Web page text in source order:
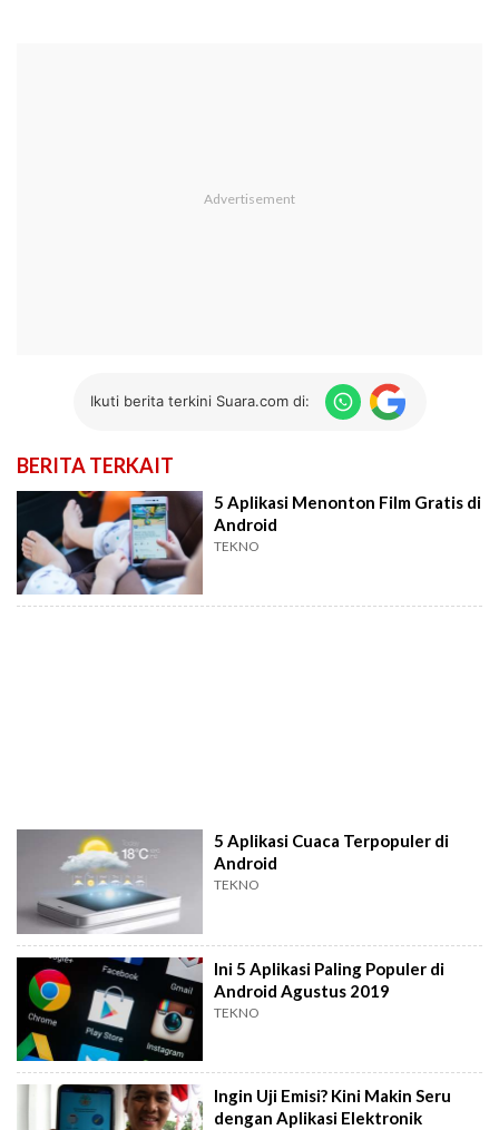
Ikuti berita terkini Suara.com di:
BERITA TERKAIT
5 Aplikasi Menonton Film Gratis di
Android
TEKNO
5 Aplikasi Cuaca Terpopuler di
Android
TEKNO
Ini 5 Aplikasi Paling Populer di
Android Agustus 2019
TEKNO
Ingin Uji Emisi? Kini Makin Seru
dengan Aplikasi Elektronik